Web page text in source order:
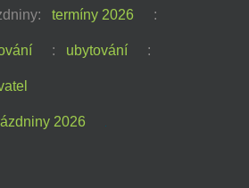
termíny 2026 :
: ubytování :